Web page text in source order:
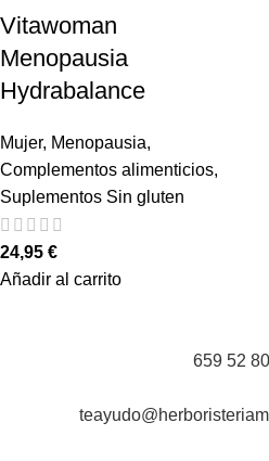
Vitawoman
Menopausia
Hydrabalance
Mujer, Menopausia,
Complementos alimenticios,
Suplementos Sin gluten
24,95 €
Añadir al carrito
659 52